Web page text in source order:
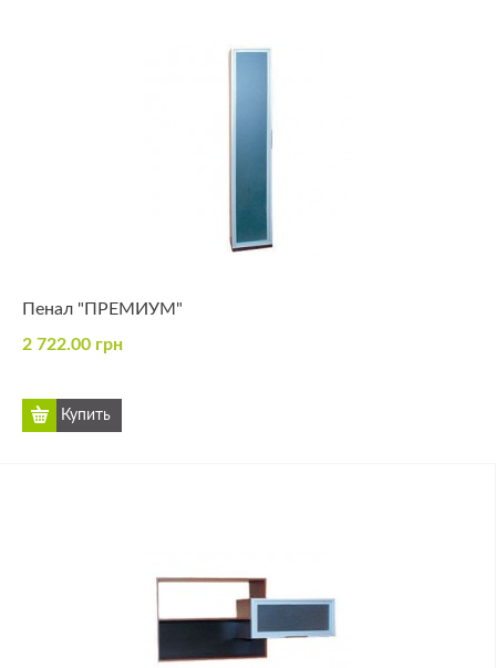
Пенал "ПРЕМИУМ"
2 722.00 грн